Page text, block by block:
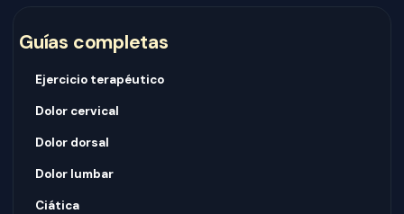
Guías completas
Ejercicio terapéutico
Dolor cervical
Dolor dorsal
Dolor lumbar
Ciática